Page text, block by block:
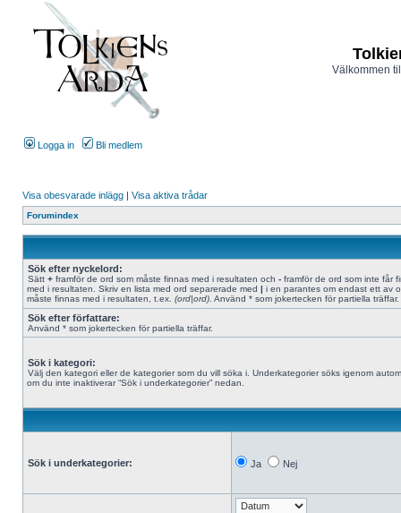
Välkommen
Logga in Bli medlem
Visa obesvarade inlägg | Visa aktiva trådar
Forumindex
Sök efter nyckelord:
Sätt + framför de ord som måste finnas med i resultaten och - framför de ord som inte får
med i resultaten. Skriv en lista med ord separerade med | i en parantes om endast ett av
måste finnas med i resultaten, t.ex. (ord|ord) . Använd * som jokertecken för partiella träffar.
Sök efter författare:
Använd * som jokertecken för partiella träffar.
Sök i kategori:
Välj den kategori eller de kategorier som du vill söka i. Underkategorier söks igenom
om du inte inaktiverar “Sök i underkategorier” nedan.
Sök i underkategorier: Ja Nej